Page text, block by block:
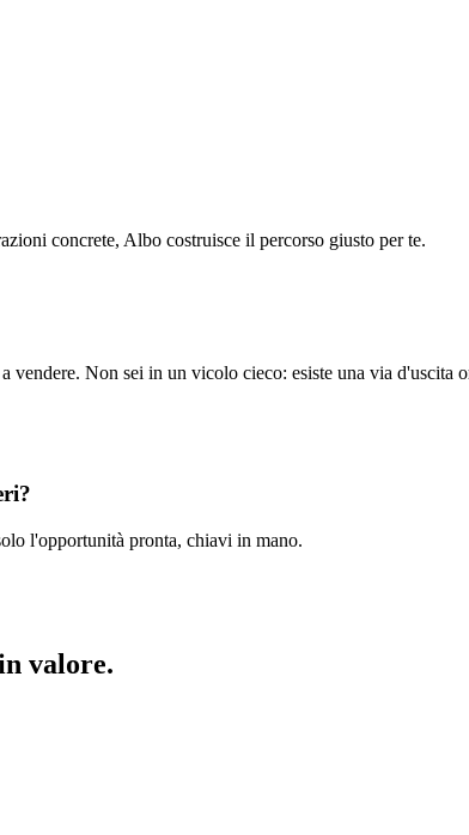
concrete, Albo costruisce il percorso giusto per te.
Non sei in un vicolo cieco: esiste una via d'uscita
l'opportunità pronta, chiavi in mano.
valore.